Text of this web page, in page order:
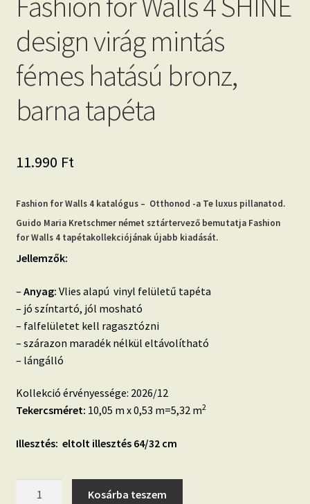
design virág mintás
fémes hatású bronz,
barna tapéta
11.990 Ft
Fashion for Walls 4 katalógus – Otthonod -a Te luxus pillanatod.
Guido Maria Kretschmer német sztártervező bemutatja Fashion
for Walls 4 tapétakollekciójának újabb kiadását.
Jellemzők:
– Anyag: Vlies alapú vinyl felületű tapéta
– jó színtartó, jól mosható
– falfelületet kell ragasztózni
– szárazon maradék nélkül eltávolítható
– lángálló
Kollekció érvényessége: 2026/12
Tekercsméret: 10,05 m x 0,53 m=5,32 m2
Illesztés: eltolt illesztés 64/32 cm
Kosárba teszem